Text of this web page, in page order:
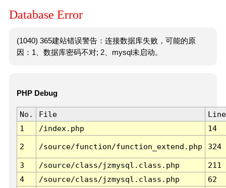
Database Error
(1040) 365建站错误警告：连接数据库失败，可能的原
因：1、数据库密码不对; 2、mysql未启动。
PHP Debug
No. File
Line
1
/index.php 14
2 /source/function/function_extend.php 324
3 /source/class/jzmysql.class.php
211
4
/source/class/jzmysql.class.php
62